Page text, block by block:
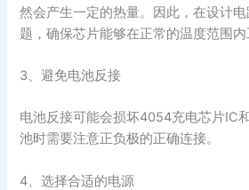
然会产生一定的热量。因此，在设计
题，确保芯片能够在正常的温度范围内
3、避免电池反接
电池反接可能会损坏4054充电芯片IC
池时需要注意正负极的正确连接。
4、选择合适的电源